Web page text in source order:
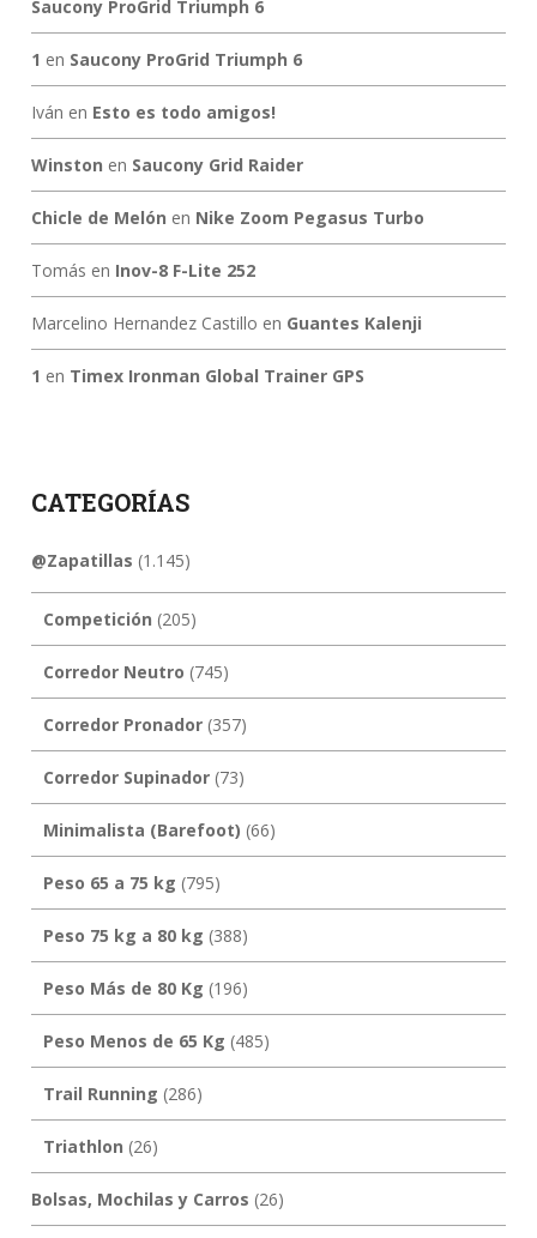
Saucony ProGrid Triumph 6
1 en Saucony ProGrid Triumph 6
Iván en Esto es todo amigos!
Winston en Saucony Grid Raider
Chicle de Melón en Nike Zoom Pegasus Turbo
Tomás en Inov-8 F-Lite 252
Marcelino Hernandez Castillo en Guantes Kalenji
1 en Timex Ironman Global Trainer GPS
CATEGORÍAS
@Zapatillas (1.145)
Competición (205)
Corredor Neutro (745)
Corredor Pronador(357)
Corredor Supinador(73)
Minimalista (Barefoot) (66)
Peso 65 a 75 kg (795)
Peso 75 kg a 80 kg (388)
Peso Más de 80 Kg (196)
Peso Menos de 65 Kg (485)
Trail Running (286)
Triathlon (26)
Bolsas, Mochilas y Carros (26)